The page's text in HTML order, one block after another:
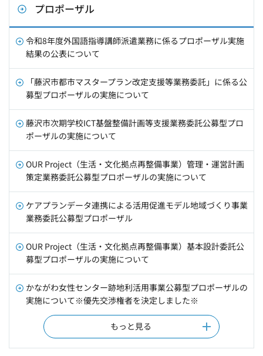
プロポーザル
令和8年度外国語指導講師派遣業務に係るプロポーザル実施
結果の公表について
「藤沢市都市マスタープラン改定支援等業務委託」に係る公
募型プロポーザルの実施について
藤沢市次期学校ICT基盤整備計画等支援業務委託公募型プロ
ポーザルの実施について
OUR Project（生活・文化拠点再整備事業）管理・運営計画
策定業務委託公募型プロポーザルの実施について
ケアプランデータ連携による活用促進モデル地域づくり事業
業務委託公募型プロポーザル
OUR Project（生活・文化拠点再整備事業）基本設計委託公
募型プロポーザルの実施について
かながわ女性センター跡地利活用事業公募型プロポーザルの
実施について※優先交渉権者を決定しました※
もっと見る